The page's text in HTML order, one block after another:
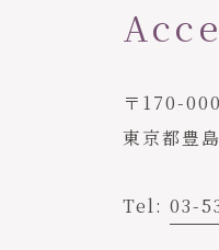
〒170-
東京都豊
Tel: 03-